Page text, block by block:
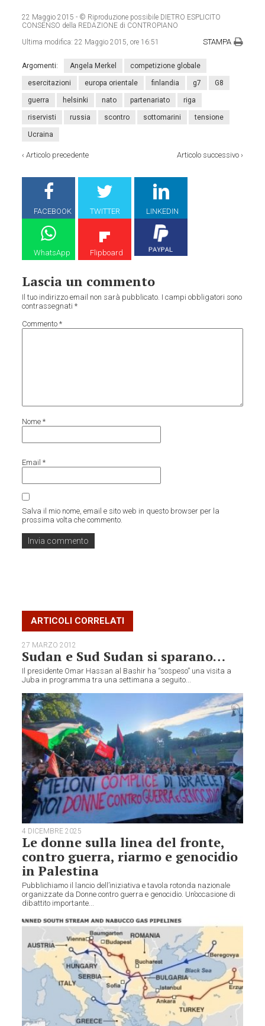
22 Maggio 2015 - © Riproduzione possibile DIETRO ESPLICITO
CONSENSO della REDAZIONE di CONTROPIANO
Ultima modifica:22 Maggio 2015, ore 16:51 STAMPA
Argomenti: Angela Merkel competizione globale
esercitazioni europa orientale finlandia g7 G8
guerra helsinki nato partenariato riga
riservisti russia scontro sottomarini tensione
Ucraina
‹Articolo precedente Articolo successivo›
FACEBOOK TWITTER LINKEDIN
WhatsApp Flipboard
Lascia un commento
Il tuo indirizzo email non sarà pubblicato. I campi obbligatori sono
contrassegnati*
Commento*
Nome*
Email*
Salva il mio nome, email e sito web in questo browser per la
prossima volta che commento.
ARTICOLI CORRELATI
27 MARZO 2012
Sudan e Sud Sudan si sparano…
Il presidente Omar Hassan al Bashir ha “sospeso” una visita a
Juba in programma tra una settimana a seguito...
4 DICEMBRE 2025
Le donne sulla linea del fronte,
contro guerra, riarmo e genocidio
in Palestina
Pubblichiamo il lancio dell’iniziativa e tavola rotonda nazionale
organizzate da Donne contro guerra e genocidio. Un’occasione di
dibattito importante...